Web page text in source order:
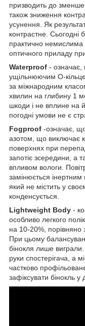
призводить до
також зниження
усунення. Як
контрастне. Сьогодні
практично немислима
оптичного приладу
Waterproof - означає,
ущільнюючим О-
за міжнародним
хвилин на глибину 1
шкоди і не вплине на
погодні умови не є
Fogproof -означає,
азотом, що виключає
поверхнях при
запотіє зсередини, а
впливом вологи.
замінюється
який не містить у
конденсується.
Lightweight Body -
особливо легкого
на 10-20%, порівняно
При цьому
бінокля лише
руки спостерігача, а
частково
зафіксувати бінокль у